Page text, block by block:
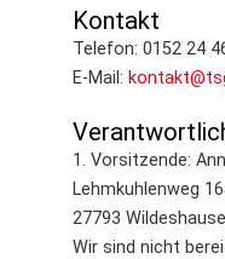
Kontakt
Telefon: 0152 24
E-Mail:
1. Vorsitzende:
Lehmkuhlenweg
27793
Wir sind nicht